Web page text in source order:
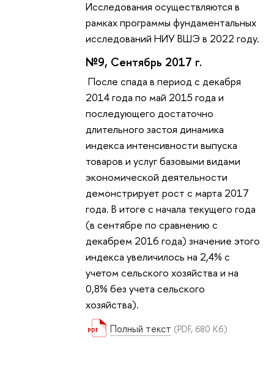
Исследования осуществляются в
рамках программы фундаментальных
исследований НИУ ВШЭ в 2022 году.
№9, Сентябрь 2017 г.
После спада в период с декабря
2014 года по май 2015 года и
последующего достаточно
длительного застоя динамика
индекса интенсивности выпуска
товаров и услуг базовыми видами
экономической деятельности
демонстрирует рост с марта 2017
года. В итоге с начала текущего года
(в сентябре по сравнению с
декабрем 2016 года) значение этого
индекса увеличилось на 2,4% с
учетом сельского хозяйства и на
0,8% без учета сельского
хозяйства).
Полный текст (PDF, 680 Кб)